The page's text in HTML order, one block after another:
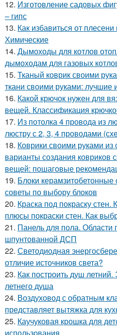
12. Изготовление садовых
– гипс
13. Как избавиться от
Химические
14. Дымоходы для котлов
дымоходам для газовых
15. Тканый коврик своими
ткани своими руками: лучшие
16. Какой крючок нужен для
вещей. Классификация
17. Из потолка 4 провода из
люстру с 2, 3, 4 проводами
18. Коврики своими руками
варианты создания ковриков
вещей: пошаговые
19. Блоки
советы по выбору блоков
20. Краска под покраску
плюсы покраски стен. Как
21. Панель для пола. Области
шпунтованной ДСП
22. Светодиодная
отличие источников света?
23. Как построить душ
летнего душа
24. Воздуховод с обратным
представляет вытяжка для
25. Каучуковая крошка для